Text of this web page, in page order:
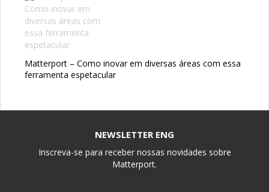
Matterport – Como inovar em diversas áreas com essa
ferramenta espetacular
NEWSLETTER ENG
Inscreva-se para receber nossas novidades sobre
Matterport.